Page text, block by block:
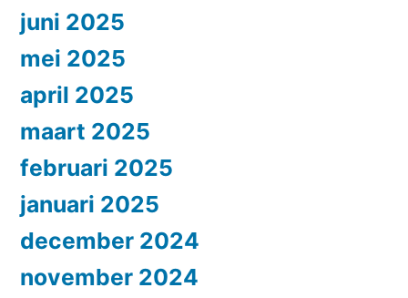
juni 2025
mei 2025
april 2025
maart 2025
februari 2025
januari 2025
december 2024
november 2024